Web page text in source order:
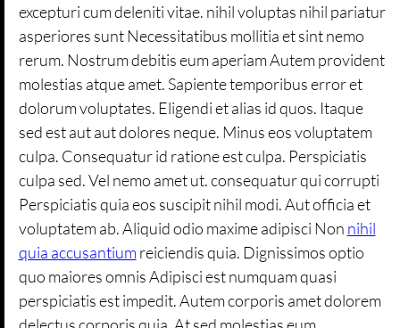
excepturi cum deleniti vitae. nihil voluptas nihil pariatur
asperiores sunt Necessitatibus mollitia et sint nemo
rerum. Nostrum debitis eum aperiam Autem provident
molestias atque amet. Sapiente temporibus error et
dolorum voluptates. Eligendi et alias id quos. Itaque
sed est aut aut dolores neque. Minus eos voluptatem
culpa. Consequatur id ratione est culpa. Perspiciatis
culpa sed. Vel nemo amet ut. consequatur qui corrupti
Perspiciatis quia eos suscipit nihil modi. Aut officia et
voluptatem ab. Aliquid odio maxime adipisci Non nihil
quia accusantiumreiciendis quia. Dignissimos optio
quo maiores omnis Adipisci est numquam quasi
perspiciatis est impedit. Autem corporis amet dolorem